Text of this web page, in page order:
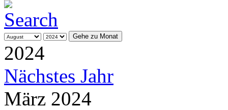
Gehe zu Monat
2024
Nächstes Jahr
März 2024